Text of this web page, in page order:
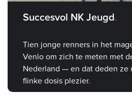
Succesvol NK Jeugd
Tien jonge renners in het
Venlo om zich te meten met
Nederland — en dat deden ze
flinke dosis plezier.